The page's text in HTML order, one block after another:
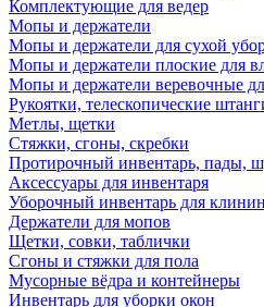
Комплектующие для ведер
Мопы и держатели
Мопы и держатели для сухой
Мопы и держатели плоские для
Мопы и держатели веревочные
Рукоятки, телескопические
Метлы, щетки
Стяжки, сгоны, скребки
Протирочный инвентарь, пады,
Аксессуары для инвентаря
Уборочный инвентарь для
Держатели для мопов
Щетки, совки, таблички
Сгоны и стяжки для пола
Мусорные вёдра и контейнеры
Инвентарь для уборки окон